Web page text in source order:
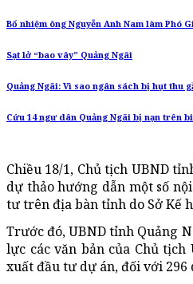
Bổ nhiệm ông Nguyễn Anh Nam làm Phó
Sạt lở “bao vây” Quảng Ngãi
Quảng Ngãi: Vì sao ngân sách bị hụt thu
Cứu 14 ngư dân Quảng Ngãi bị nạn trên
Chiều 18/1, Chủ tịch UBND
dự thảo hướng dẫn một số
tư trên địa bàn tỉnh do Sở Kế
Trước đó, UBND tỉnh Quảng
lực các văn bản của Chủ
xuất đầu tư dự án, đối với